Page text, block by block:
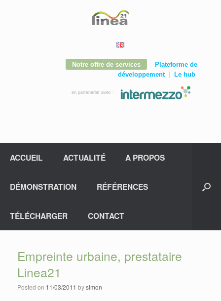
Notre offre de services
Plateforme de
développement | Le hub
en partenariat avec :
ACCUEIL ACTUALITÉ A PROPOS
DÉMONSTRATION RÉFÉRENCES
TÉLÉCHARGER CONTACT
Empreinte urbaine, prestataire
Linea21
Posted on 11/03/2011 bysimon